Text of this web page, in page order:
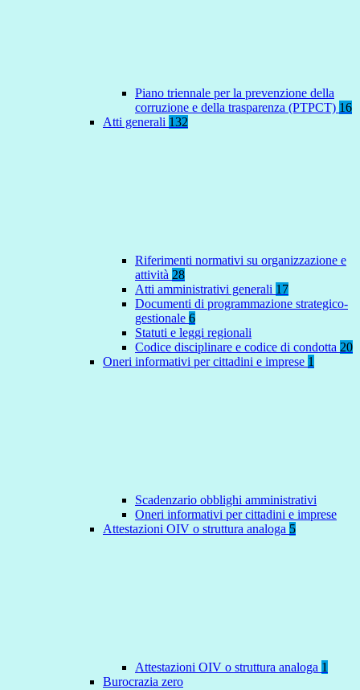
Piano triennale per la prevenzione della
corruzione e della trasparenza (PTPCT) 16
Atti generali 132
Riferimenti normativi su organizzazione e
attività 28
Atti amministrativi generali 17
Documenti di programmazione strategico-
gestionale 6
Statuti e leggi regionali
Codice disciplinare e codice di condotta 20
Oneri informativi per cittadini e imprese 1
Scadenzario obblighi amministrativi
Oneri informativi per cittadini e imprese
Attestazioni OIV o struttura analoga 5
Attestazioni OIV o struttura analoga 1
Burocrazia zero